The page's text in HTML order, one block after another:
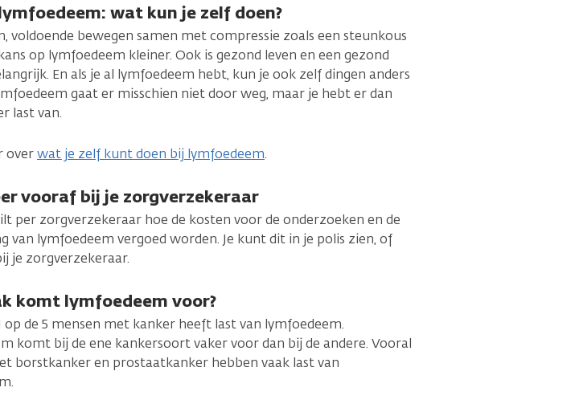
wat kun je zelf doen?
voldoende bewegen samen met compressie zoals een steunkous
op lymfoedeem kleiner. Ook is gezond leven en een gezond
En als je al lymfoedeem hebt, kun je ook zelf dingen anders
gaat er misschien niet door weg, maar je hebt er dan
last van.
overwat je zelf kunt doen bij lymfoedeem.
vooraf bij je zorgverzekeraar
per zorgverzekeraar hoe de kosten voor de onderzoeken en de
van lymfoedeem vergoed worden. Je kunt dit in je polis zien, of
je zorgverzekeraar.
komt lymfoedeem voor?
op de 5 mensen met kanker heeft last van lymfoedeem.
komt bij de ene kankersoort vaker voor dan bij de andere. Vooral
borstkanker en prostaatkanker hebben vaak last van